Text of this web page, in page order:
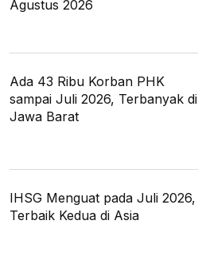
Agustus 2026
Ada 43 Ribu Korban PHK
sampai Juli 2026, Terbanyak di
Jawa Barat
IHSG Menguat pada Juli 2026,
Terbaik Kedua di Asia